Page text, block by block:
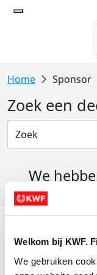
Welkom bij KWF.
We gebruiken
Sponsor
Zoek een
We
Evenementen